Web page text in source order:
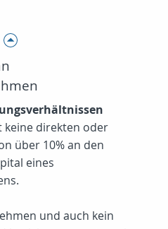
direkten oder
über 10% an den
eines
und auch kein